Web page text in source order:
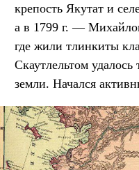
крепость Якутат и
а в 1799 г. —
где жили тлинкиты
Скаутлельтом удалось
земли. Начался